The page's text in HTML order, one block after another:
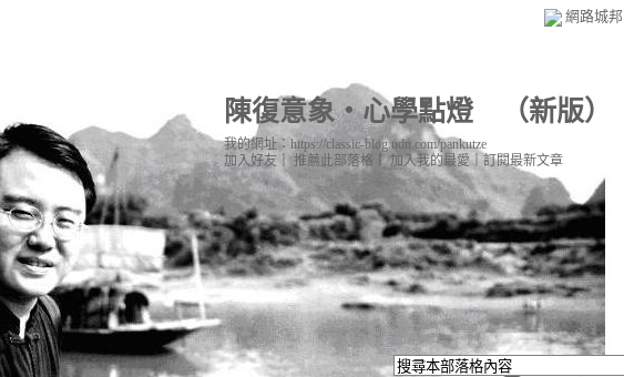
網路城邦
陳復意象‧心學點燈（新版）
加入好友 推薦此部落格 ｜加入我的最愛｜ 訂閱最新文章
我的網址：https://classic-blog.udn.com/pankutze